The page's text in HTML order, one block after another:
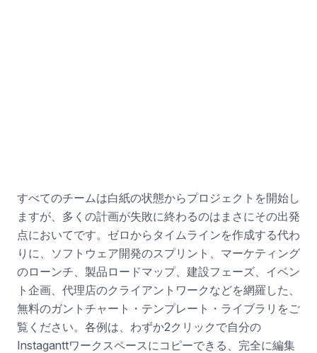
すべてのチームは白紙の状態からプロジェクトを開始し
ますが、多くの計画が失敗に終わるのはまさにその出発
点においてです。ゼロからタイムラインを作成する代わ
りに、ソフトウェア開発のスプリント、マーケティング
のローンチ、製品ロードマップ、建設フェーズ、イベン
ト企画、代理店のクライアントワークなどを網羅した、
無料のガントチャート・テンプレート・ライブラリをご
覧ください。各例は、わずか2クリックで自分の
Instaganttワークスペースにコピーできる、完全に編集